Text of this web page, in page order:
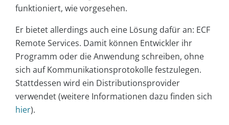
funktioniert, wie vorgesehen.
Er bietet allerdings auch eine Lösung dafür an: ECF
Remote Services. Damit können Entwickler ihr
Programm oder die Anwendung schreiben, ohne
sich auf Kommunikationsprotokolle festzulegen.
Stattdessen wird ein Distributionsprovider
verwendet (weitere Informationen dazu finden sich
hier).